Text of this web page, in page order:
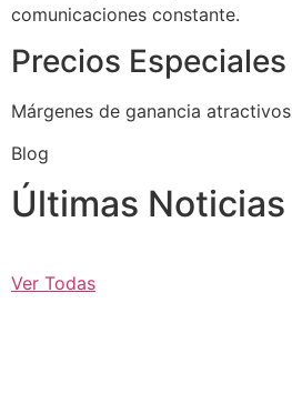
comunicaciones constante.
Precios Especiales
Márgenes de ganancia atractivos
Blog
Últimas Noticias
Ver Todas